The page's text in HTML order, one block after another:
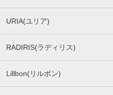
URIA(ユリア)
RADIRIS(ラディリス)
Lillbon(リルボン)